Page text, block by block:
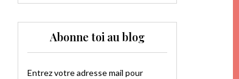
Abonne toi au blog
Entrez votre adresse mail pour